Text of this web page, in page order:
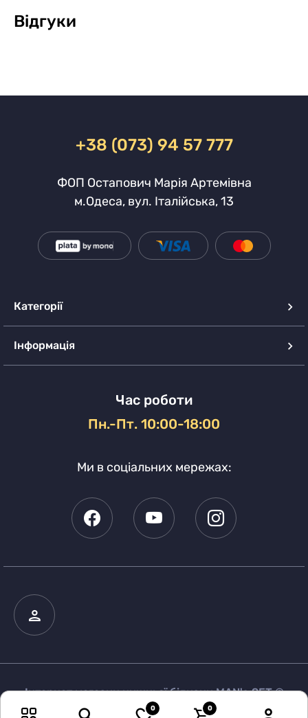
0 0
Відгуки
+38 (073) 94 57 777
ФОП Остапович Марія Артемівна
м.Одеса, вул. Італійська, 13
Категорії
Інформація
Час роботи
Пн.-Пт. 10:00-18:00
Ми в соціальних мережах:
Інтернет магазин нижньої білизни MAN's SET ©
2026